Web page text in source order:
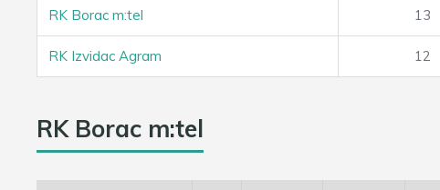
RK Borac m:tel 13
RK Izvidac Agram 12
RK Borac m:tel